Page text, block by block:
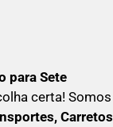
para Sete
certa! Somos
Carretos